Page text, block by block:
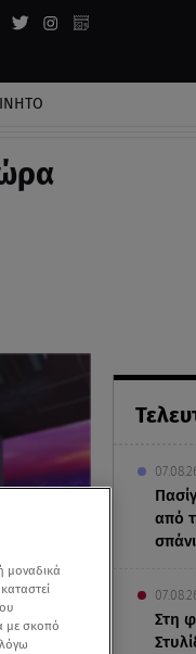
από
Στη
μοναδικά
με σκοπό